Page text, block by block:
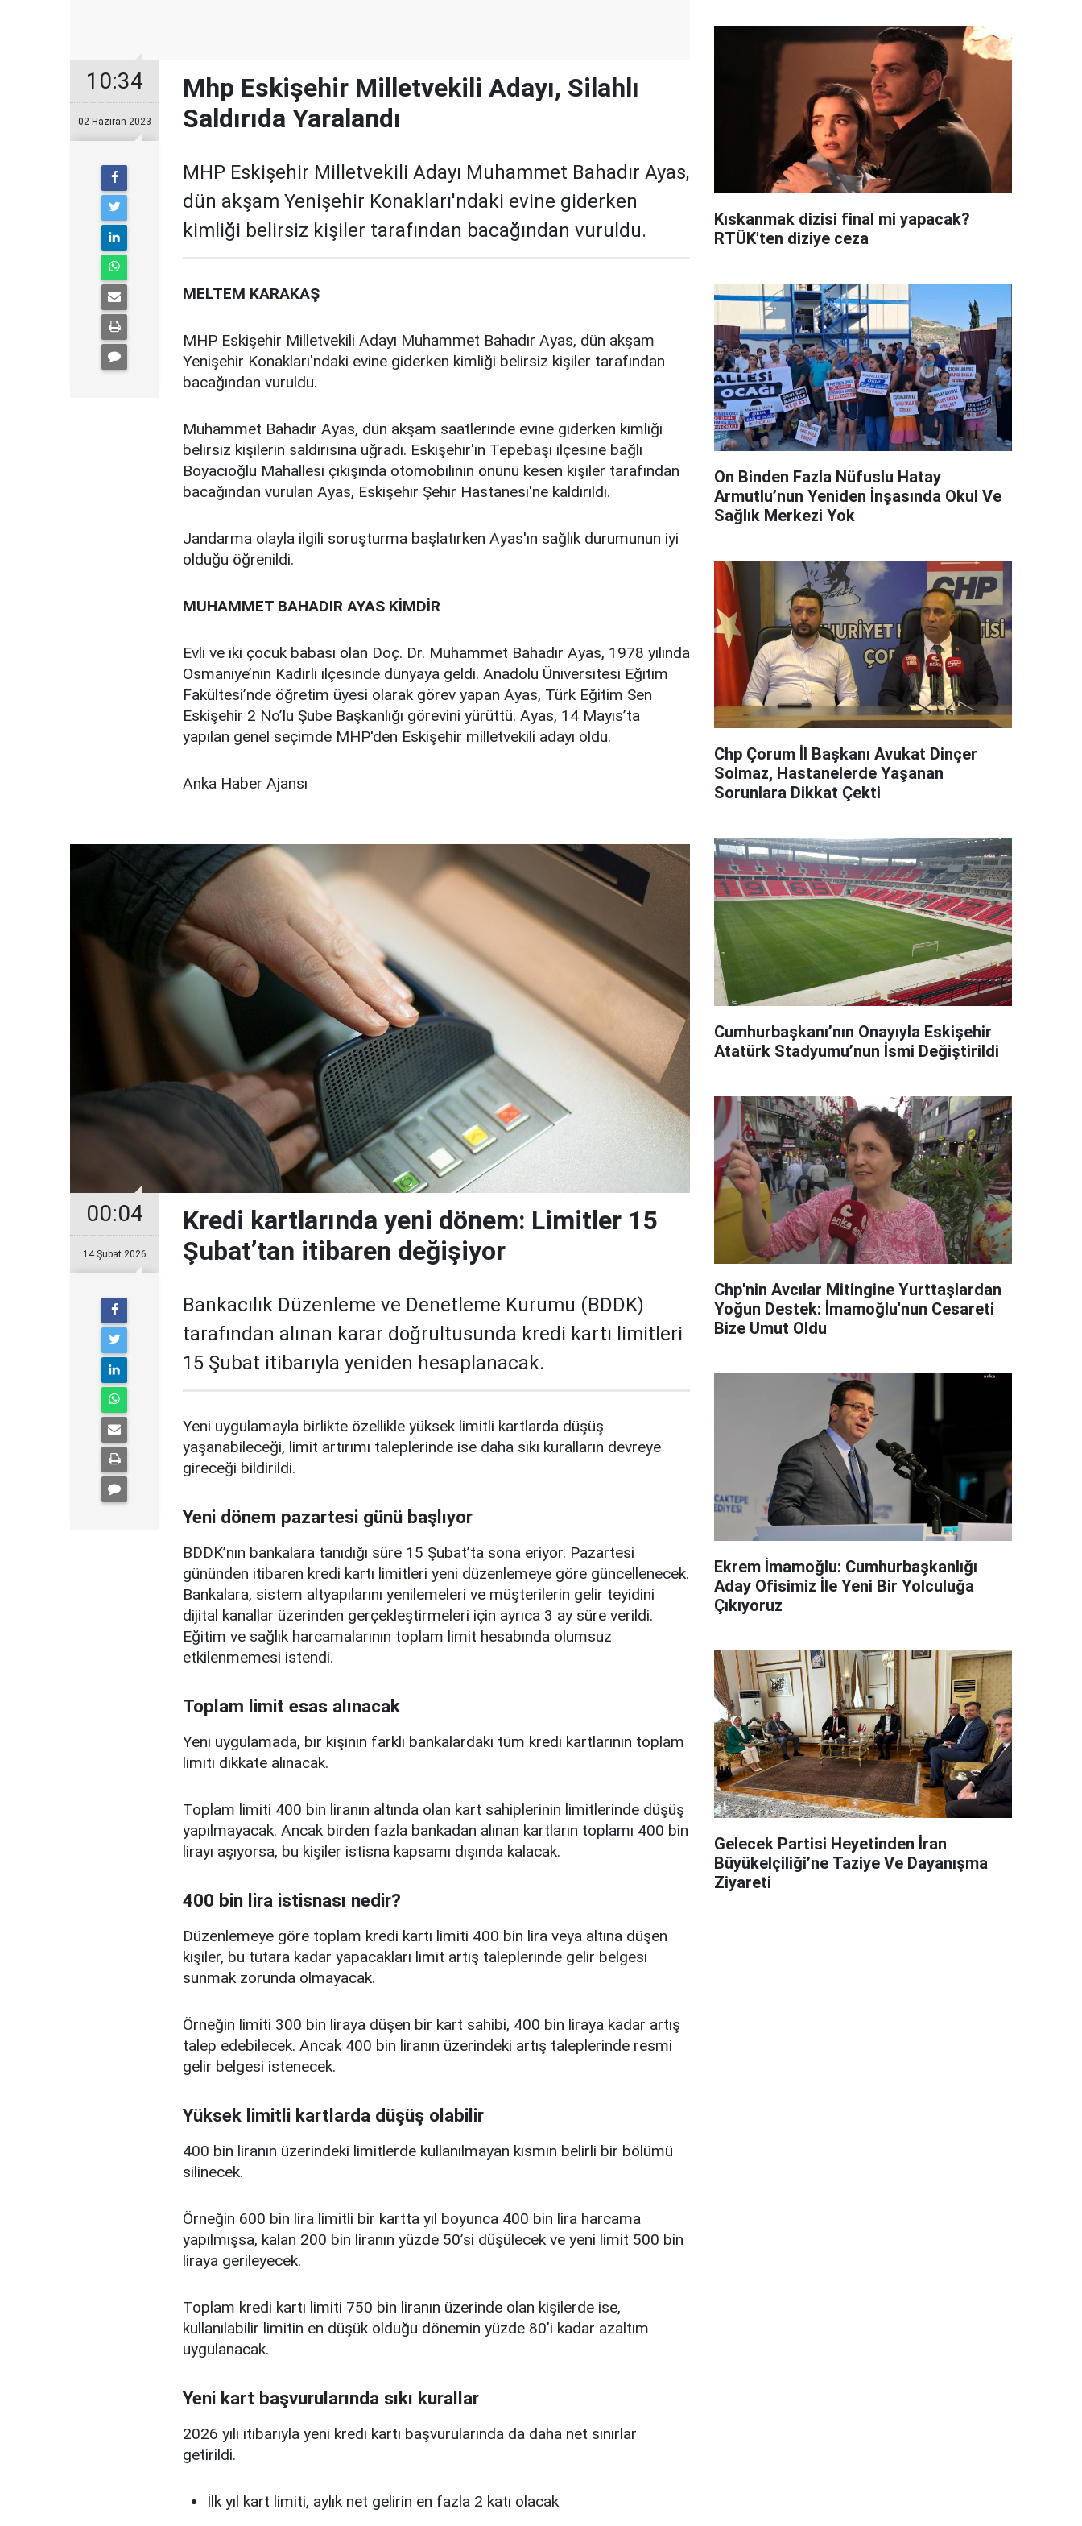
10:34
02 Haziran 2023
Mhp Eskişehir Milletvekili Adayı, Silahlı
Saldırıda Yaralandı
MHP Eskişehir Milletvekili Adayı Muhammet Bahadır Ayas,
dün akşam Yenişehir Konakları'ndaki evine giderken
kimliği belirsiz kişiler tarafından bacağından vuruldu.
MELTEM KARAKAŞ
MHP Eskişehir Milletvekili Adayı Muhammet Bahadır Ayas, dün akşam
Yenişehir Konakları'ndaki evine giderken kimliği belirsiz kişiler tarafından
bacağından vuruldu.
Muhammet Bahadır Ayas, dün akşam saatlerinde evine giderken kimliği
belirsiz kişilerin saldırısına uğradı. Eskişehir'in Tepebaşı ilçesine bağlı
Boyacıoğlu Mahallesi çıkışında otomobilinin önünü kesen kişiler tarafından
bacağından vurulan Ayas, Eskişehir Şehir Hastanesi'ne kaldırıldı.
Jandarma olayla ilgili soruşturma başlatırken Ayas'ın sağlık durumunun iyi
olduğu öğrenildi.
MUHAMMET BAHADIR AYAS KİMDİR
Evli ve iki çocuk babası olan Doç. Dr. Muhammet Bahadır Ayas, 1978 yılında
Osmaniye’nin Kadirli ilçesinde dünyaya geldi. Anadolu Üniversitesi Eğitim
Fakültesi’nde öğretim üyesi olarak görev yapan Ayas, Türk Eğitim Sen
Eskişehir 2 No’lu Şube Başkanlığı görevini yürüttü. Ayas, 14 Mayıs’ta
yapılan genel seçimde MHP'den Eskişehir milletvekili adayı oldu.
Anka Haber Ajansı
00:04
14 Şubat 2026
Kredi kartlarında yeni dönem: Limitler 15
Şubat’tan itibaren değişiyor
Bankacılık Düzenleme ve Denetleme Kurumu (BDDK)
tarafından alınan karar doğrultusunda kredi kartı limitleri
15 Şubat itibarıyla yeniden hesaplanacak.
Yeni uygulamayla birlikte özellikle yüksek limitli kartlarda düşüş
yaşanabileceği, limit artırımı taleplerinde ise daha sıkı kuralların devreye
gireceği bildirildi.
Yeni dönem pazartesi günü başlıyor
BDDK’nın bankalara tanıdığı süre 15 Şubat’ta sona eriyor. Pazartesi
gününden itibaren kredi kartı limitleri yeni düzenlemeye göre güncellenecek.
Bankalara, sistem altyapılarını yenilemeleri ve müşterilerin gelir teyidini
dijital kanallar üzerinden gerçekleştirmeleri için ayrıca 3 ay süre verildi.
Eğitim ve sağlık harcamalarının toplam limit hesabında olumsuz
etkilenmemesi istendi.
Toplam limit esas alınacak
Yeni uygulamada, bir kişinin farklı bankalardaki tüm kredi kartlarının toplam
limiti dikkate alınacak.
Toplam limiti 400 bin liranın altında olan kart sahiplerinin limitlerinde düşüş
yapılmayacak. Ancak birden fazla bankadan alınan kartların toplamı 400 bin
lirayı aşıyorsa, bu kişiler istisna kapsamı dışında kalacak.
400 bin lira istisnası nedir?
Düzenlemeye göre toplam kredi kartı limiti 400 bin lira veya altına düşen
kişiler, bu tutara kadar yapacakları limit artış taleplerinde gelir belgesi
sunmak zorunda olmayacak.
Örneğin limiti 300 bin liraya düşen bir kart sahibi, 400 bin liraya kadar artış
talep edebilecek. Ancak 400 bin liranın üzerindeki artış taleplerinde resmi
gelir belgesi istenecek.
Yüksek limitli kartlarda düşüş olabilir
400 bin liranın üzerindeki limitlerde kullanılmayan kısmın belirli bir bölümü
silinecek.
Örneğin 600 bin lira limitli bir kartta yıl boyunca 400 bin lira harcama
yapılmışsa, kalan 200 bin liranın yüzde 50’si düşülecek ve yeni limit 500 bin
liraya gerileyecek.
Toplam kredi kartı limiti 750 bin liranın üzerinde olan kişilerde ise,
kullanılabilir limitin en düşük olduğu dönemin yüzde 80’i kadar azaltım
uygulanacak.
Yeni kart başvurularında sıkı kurallar
2026 yılı itibarıyla yeni kredi kartı başvurularında da daha net sınırlar
getirildi.
İlk yıl kart limiti, aylık net gelirin en fazla 2 katı olacak
Kıskanmak dizisi final mi yapacak?
RTÜK'ten diziye ceza
On Binden Fazla Nüfuslu Hatay
Armutlu’nun Yeniden İnşasında Okul Ve
Sağlık Merkezi Yok
Chp Çorum İl Başkanı Avukat Dinçer
Solmaz, Hastanelerde Yaşanan
Sorunlara Dikkat Çekti
Cumhurbaşkanı’nın Onayıyla Eskişehir
Atatürk Stadyumu’nun İsmi Değiştirildi
Chp'nin Avcılar Mitingine Yurttaşlardan
Yoğun Destek: İmamoğlu'nun Cesareti
Bize Umut Oldu
Ekrem İmamoğlu: Cumhurbaşkanlığı
Aday Ofisimiz İle Yeni Bir Yolculuğa
Çıkıyoruz
Gelecek Partisi Heyetinden İran
Büyükelçiliği’ne Taziye Ve Dayanışma
Ziyareti